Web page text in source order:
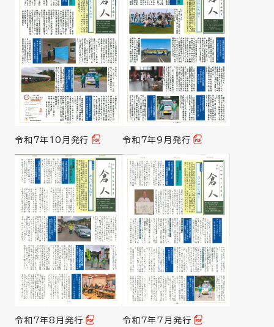
令和7年10月発行 令和7年9月発行
令和7年8月発行 令和7年7月発行